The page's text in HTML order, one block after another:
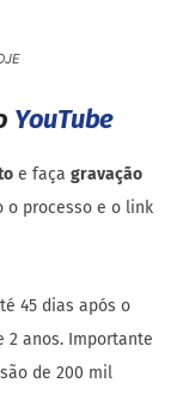
YouTube
e faça gravação
processo e o link
45 dias após o
2 anos. Importante
de 200 mil